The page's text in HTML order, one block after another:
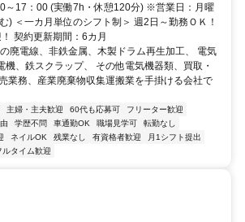
～17：00 (実働7h・休憩120分) ※営業日：月曜
) ＜一カ月単位のシフト制＞ 週2日～勤務ＯＫ！
契約更新期間：6カ月
廃電線、非鉄金属、木製ドラム再生加工、 電気
機、鉄スクラップ、 その他電気機器類、買取・
業務、産業廃棄物収集運搬業を手掛ける会社で
主婦・主夫歓迎 60代も応募可
フリーター歓迎
学歴不問 車通勤OK 職場見学可
転勤なし
ネイルOK 残業なし 有資格者歓迎
月1シフト提出
ルタイム歓迎